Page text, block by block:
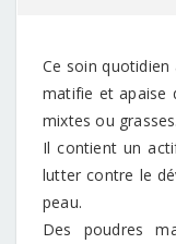
Ce soin
matifie et apaise
mixtes ou grasses.
Il contient un
lutter contre le
peau.
Des poudres